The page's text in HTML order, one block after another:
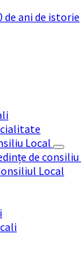
de ani de istorie
Local
de
Local